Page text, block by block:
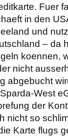
Fuer
in den
und
– da
koennen,
nicht
abgebucht
West
der
nicht so
Karte flugs